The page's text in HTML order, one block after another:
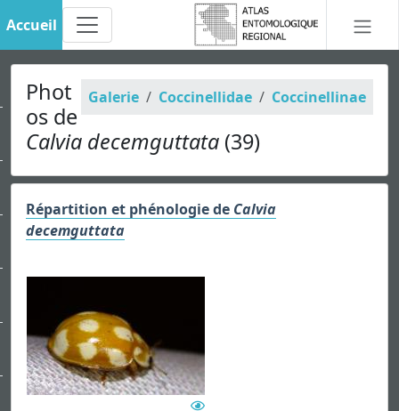
Accueil
Galerie Coccinellidae Coccinellinae
Phot
os de
Calvia decemguttata (39)
Répartition et phénologie de Calvia
decemguttata